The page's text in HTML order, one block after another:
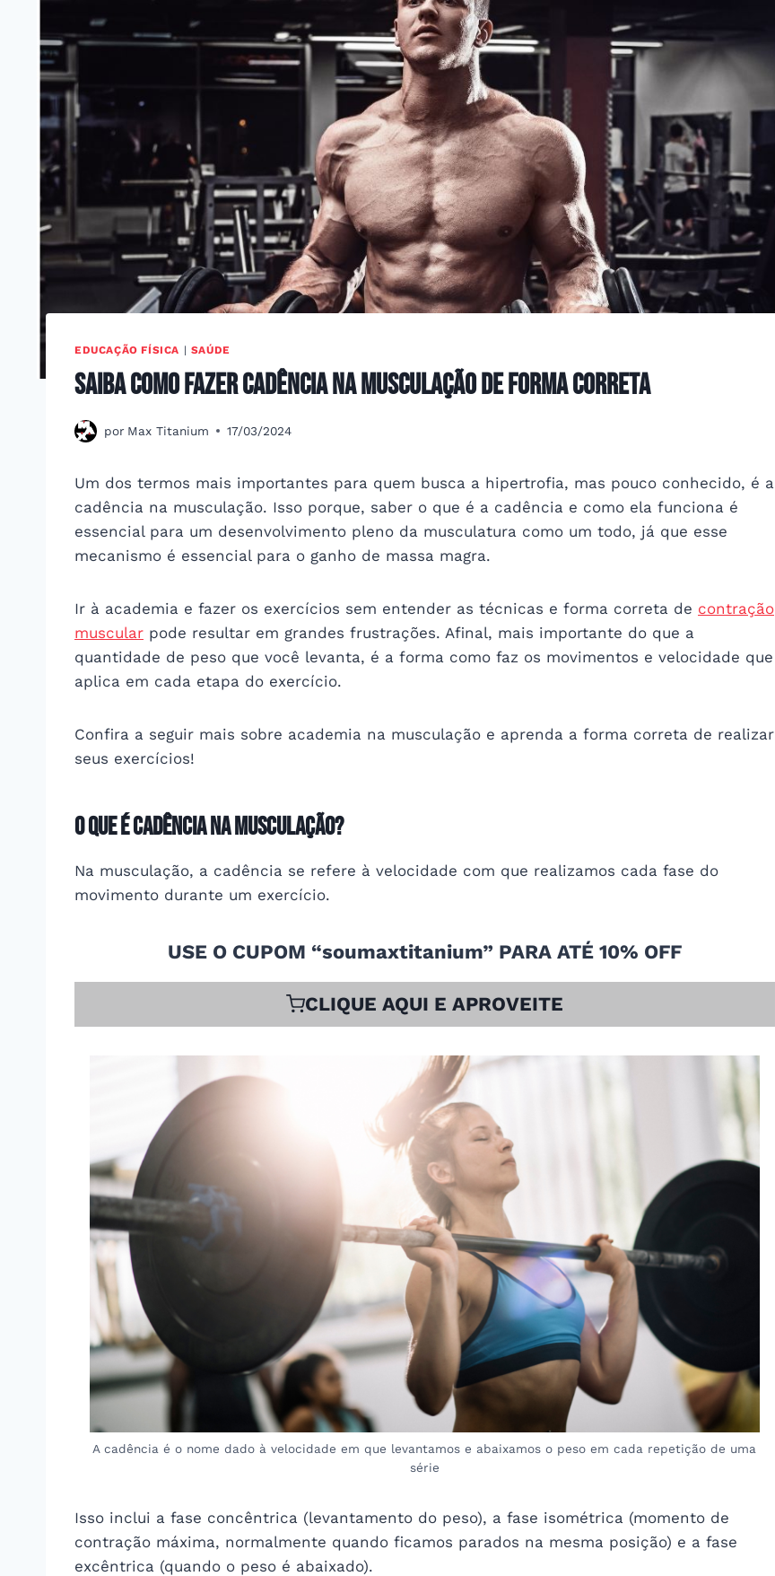
EDUCAÇÃO FÍSICA | SAÚDE
Saiba como fazer cadência na musculação de forma correta
por Max Titanium 17/03/2024
Um dos termos mais importantes para quem busca a hipertrofia, mas pouco conhecido, é a
cadência na musculação. Isso porque, saber o que é a cadência e como ela funciona é
essencial para um desenvolvimento pleno da musculatura como um todo, já que esse
mecanismo é essencial para o ganho de massa magra.
Ir à academia e fazer os exercícios sem entender as técnicas e forma correta de contração
muscular pode resultar em grandes frustrações. Afinal, mais importante do que a
quantidade de peso que você levanta, é a forma como faz os movimentos e velocidade que
aplica em cada etapa do exercício.
Confira a seguir mais sobre academia na musculação e aprenda a forma correta de realizar
seus exercícios!
O que é Cadência na Musculação?
Na musculação, a cadência se refere à velocidade com que realizamos cada fase do
movimento durante um exercício.
USE O CUPOM “soumaxtitanium” PARA ATÉ 10% OFF
CLIQUE AQUI E APROVEITE
A cadência é o nome dado à velocidade em que levantamos e abaixamos o peso em cada repetição de uma
série
Isso inclui a fase concêntrica (levantamento do peso), a fase isométrica (momento de
contração máxima, normalmente quando ficamos parados na mesma posição) e a fase
excêntrica (quando o peso é abaixado).